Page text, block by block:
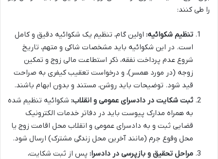
را طی کنند:
تنظیم شکوائیه: اولین گام، تنظیم یک شکوائیه دقیق و کامل
است. در این شکوائیه باید مشخصات شاکی و متهم، تاریخ
شروع عدم پرداخت نفقه، ذکر استطاعت مالی زوج و تمکین
زوجه (در مورد همسر)، و درخواست تعقیب کیفری به صراحت
قید شود. توضیحات باید روشن، مستند و بدون ابهام باشند.
ثبت شکایت در دادسرای عمومی و انقلاب: شکوائیه تنظیم شده
به همراه مدارک پیوست باید در دفاتر خدمات الکترونیک
قضایی ثبت و به دادسرای عمومی و انقلاب محل اقامت زوج یا
محل وقوع جرم (مانند آخرین محل زندگی مشترک) ارسال شود.
مراحل تحقیق و بازپرسی در دادسرا: پس از ثبت شکایت،